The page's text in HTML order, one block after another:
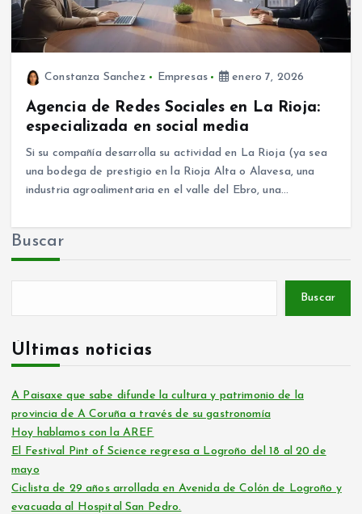
Constanza Sanchez Empresas enero 7, 2026
Agencia de Redes Sociales en La Rioja:
especializada en social media
Si su compañía desarrolla su actividad en La Rioja (ya sea
una bodega de prestigio en la Rioja Alta o Alavesa, una
industria agroalimentaria en el valle del Ebro, una…
Buscar
Buscar
Últimas noticias
A Paisaxe que sabe difunde la cultura y patrimonio de la
provincia de A Coruña a través de su gastronomía
Hoy hablamos con la AREF
El Festival Pint of Science regresa a Logroño del 18 al 20 de
mayo
Ciclista de 29 años arrollada en Avenida de Colón de Logroño y
evacuada al Hospital San Pedro.